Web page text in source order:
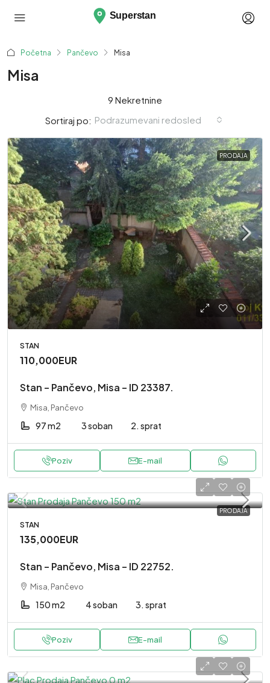
Početna Pančevo Misa
Misa
9 Nekretnine
Sortiraj po: Podrazumevani redosled
PRODAJA
STAN
110,000EUR
Stan – Pančevo, Misa – ID 23387.
Misa, Pančevo
97 m2 3 soban 2. sprat
Poziv E-mail
PRODAJA
STAN
135,000EUR
Stan – Pančevo, Misa – ID 22752.
Misa, Pančevo
150 m2 4 soban 3. sprat
Poziv E-mail